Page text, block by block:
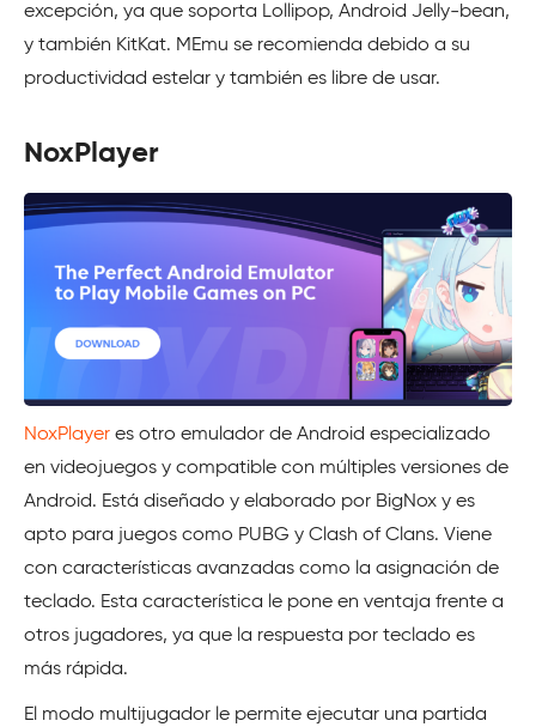
excepción, ya que soporta Lollipop, Android Jelly-bean,
y también KitKat. MEmu se recomienda debido a su
productividad estelar y también es libre de usar.
NoxPlayer
NoxPlayer es otro emulador de Android especializado
en videojuegos y compatible con múltiples versiones de
Android. Está diseñado y elaborado por BigNox y es
apto para juegos como PUBG y Clash of Clans. Viene
con características avanzadas como la asignación de
teclado. Esta característica le pone en ventaja frente a
otros jugadores, ya que la respuesta por teclado es
más rápida.
El modo multijugador le permite ejecutar una partida